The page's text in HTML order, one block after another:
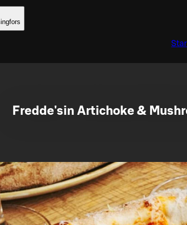
Fredde'sin Artichoke &